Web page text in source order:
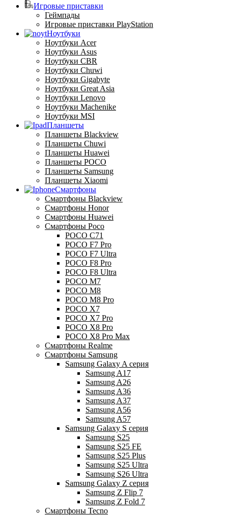
Игровые приставки
Геймпады
Игровые приставки PlayStation
Ноутбуки
Ноутбуки Acer
Ноутбуки Asus
Ноутбуки CBR
Ноутбуки Chuwi
Ноутбуки Gigabyte
Ноутбуки Great Asia
Ноутбуки Lenovo
Ноутбуки Machenike
Ноутбуки MSI
Планшеты
Планшеты Blackview
Планшеты Chuwi
Планшеты Huawei
Планшеты POCO
Планшеты Samsung
Планшеты Xiaomi
Смартфоны
Смартфоны Blackview
Смартфоны Honor
Смартфоны Huawei
Смартфоны Poco
POCO C71
POCO F7 Pro
POCO F7 Ultra
POCO F8 Pro
POCO F8 Ultra
POCO M7
POCO M8
POCO M8 Pro
POCO X7
POCO X7 Pro
POCO X8 Pro
POCO X8 Pro Max
Смартфоны Realme
Смартфоны Samsung
Samsung Galaxy A серия
Samsung A17
Samsung A26
Samsung A36
Samsung A37
Samsung A56
Samsung A57
Samsung Galaxy S серия
Samsung S25
Samsung S25 FE
Samsung S25 Plus
Samsung S25 Ultra
Samsung S26 Ultra
Samsung Galaxy Z серия
Samsung Z Flip 7
Samsung Z Fold 7
Смартфоны Tecno